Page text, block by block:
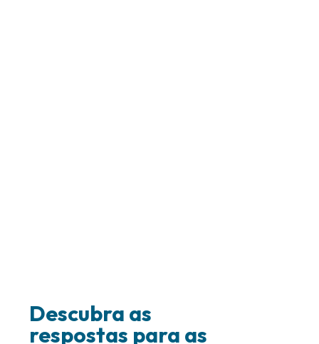
Descubra as
respostas para as